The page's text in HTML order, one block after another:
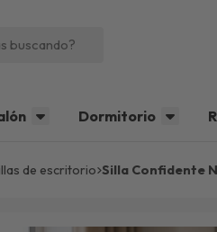
Dormitorio
sillas de escritorio Silla Confidente